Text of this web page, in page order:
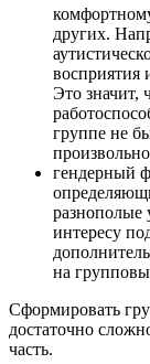
других.
восприятия
Это значит,
группе не
гендерный
разнополые
интересу
на
Сформировать
достаточно
часть.